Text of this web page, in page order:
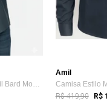
Camisa Manga Longa Amil Bard Modelagem S...
Amil
R$ 419,90 R$